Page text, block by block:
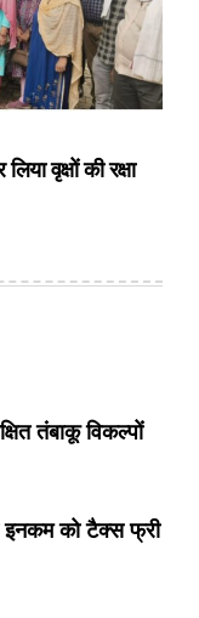
वृक्षों की रक्षा
तंबाकू विकल्पों
इनकम को टैक्स फ्री